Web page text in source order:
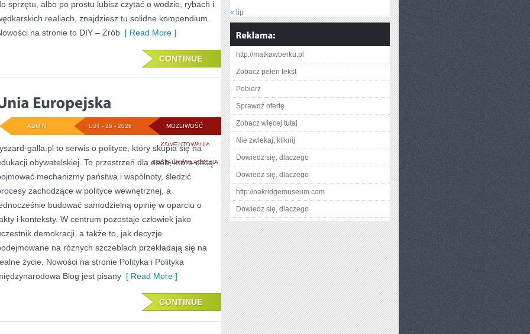
sprzętu, albo po prostu lubisz czytać o wodzie, rybach i
realiach, znajdziesz tu solidne kompendium.
na stronie to DIY – Zrób [ Read More ]
CONTINUE
MOŻLIWOŚĆ
KOMENTOWANIAUNIA
EUROPEJSKA
ZOSTAŁA WYŁĄCZONA
LUT - 25 - 2026
ADMIN
galla.pl to serwis o polityce, który skupia się na
obywatelskiej. To przestrzeń dla osób, które chcą
mechanizmy państwa i wspólnoty, śledzić
zachodzące w polityce wewnętrznej, a
budować samodzielną opinię w oparciu o
i konteksty. W centrum pozostaje człowiek jako
demokracji, a także to, jak decyzje
na różnych szczeblach przekładają się na
życie. Nowości na stronie Polityka i Polityka
Blog jest pisany [ Read More ]
CONTINUE
« lip
http://matkawberku.pl
Zobacz pełen tekst
Pobierz
Sprawdź ofertę
Zobacz więcej tutaj
Nie zwlekaj, kliknij
Dowiedz się, dlaczego
Dowiedz się, dlaczego
http://oakridgemuseum.com
Dowiedz się, dlaczego